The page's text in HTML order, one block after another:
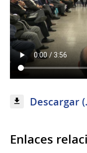
Descargar
Enlaces